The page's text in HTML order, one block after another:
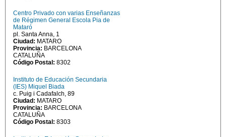
Centro Privado con varias Enseñanzas
de Régimen General Escola Pia de
Mataró
pl. Santa Anna, 1
Ciudad: MATARO
Provincia: BARCELONA
CATALUÑA
Código Postal: 8302
Instituto de Educación Secundaria
(IES) Miquel Biada
c. Puig i Cadafalch, 89
Ciudad: MATARO
Provincia: BARCELONA
CATALUÑA
Código Postal: 8303